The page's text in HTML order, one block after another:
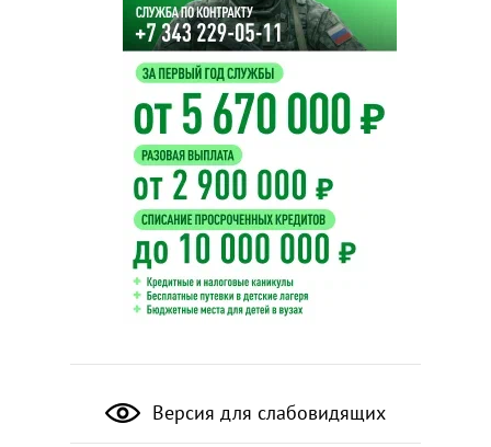
Версия для слабовидящих